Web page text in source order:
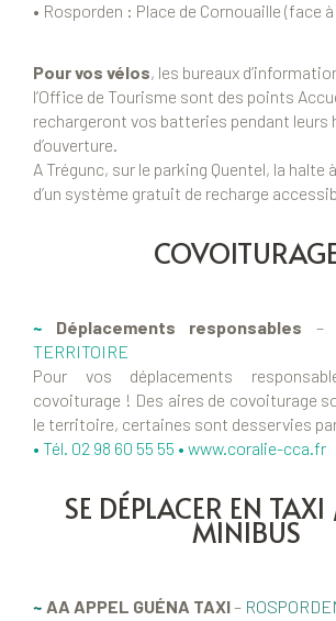
• Rosporden : Place de Cornouaille (face
Pour vos vélos, les bureaux
l’Office de Tourisme sont des points
rechargeront vos batteries pendant leurs
d’ouverture.
A Trégunc, sur le parking Quentel, la halte
d’un système gratuit de recharge
~ Déplacements responsables –
TERRITOIRE
Pour vos déplacements
covoiturage ! Des aires de covoiturage
le territoire, certaines sont desservies
• Tél. 02 98 60 55 55 • www.coralie-cca.fr
SE DÉPLACER EN
MINIBUS
~ AA APPEL GUÉNA TAXI–